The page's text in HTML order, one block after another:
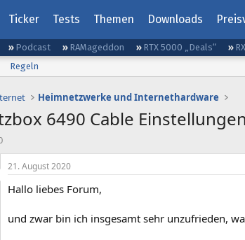
Ticker Tests Themen Downloads
Podcast RAMageddon RTX 5000 „Deals“
Regeln
Heimnetzwerke und Internethardware
6490 Cable
21. August 2020
Hallo liebes Forum,
und zwar bin ich insgesamt sehr unzufrieden,